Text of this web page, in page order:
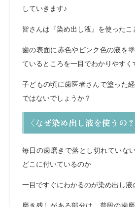
していきます♪
皆さんは『染め出し液』を使ったこ
歯の表面に赤色やピンク色の液を
ているところを一目でわかりやすく
子どもの頃に歯医者さんで塗った
ではないでしょうか？
〈なぜ染め出し液を使うの？
毎日の歯磨きで落とし切れていな
どこに付いているのか
一目ですぐにわかるのが染め出し液